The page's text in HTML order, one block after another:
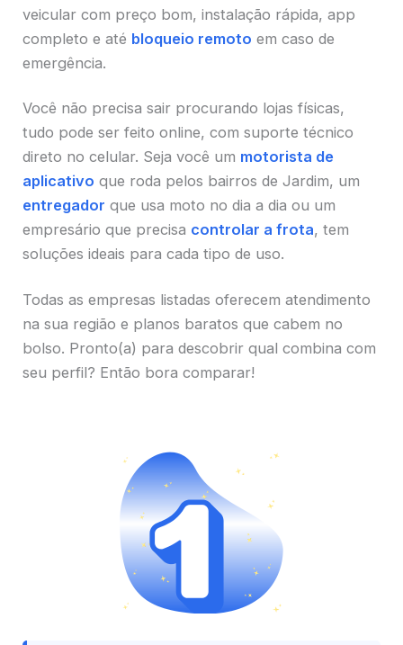
veicular com preço bom, instalação rápida, app
completo e até bloqueio remoto em caso de
emergência.
Você não precisa sair procurando lojas físicas,
tudo pode ser feito online, com suporte técnico
direto no celular. Seja você um motorista de
aplicativo que roda pelos bairros de Jardim, um
entregador que usa moto no dia a dia ou um
empresário que precisa controlar a frota, tem
soluções ideais para cada tipo de uso.
Todas as empresas listadas oferecem atendimento
na sua região e planos baratos que cabem no
bolso. Pronto(a) para descobrir qual combina com
seu perfil? Então bora comparar!